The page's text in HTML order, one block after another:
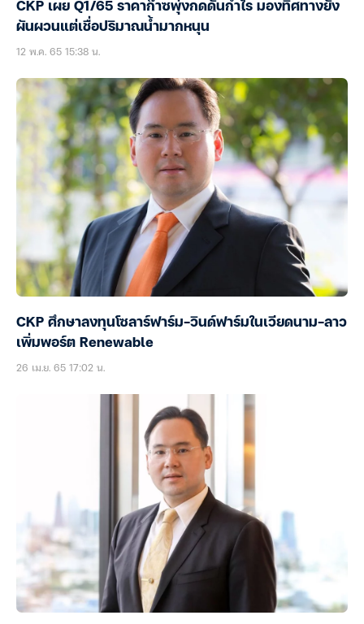
CKP เผย Q1/65 ราคาก๊าซพุ่งกดดันกำไร มองทิศทางยัง
ผันผวนแต่เชื่อปริมาณน้ำมากหนุน
12 พ.ค. 65 15:38 น.
CKP ศึกษาลงทุนโซลาร์ฟาร์ม-วินด์ฟาร์มในเวียดนาม-ลาว
เพิ่มพอร์ต Renewable
26 เม.ย. 65 17:02 น.